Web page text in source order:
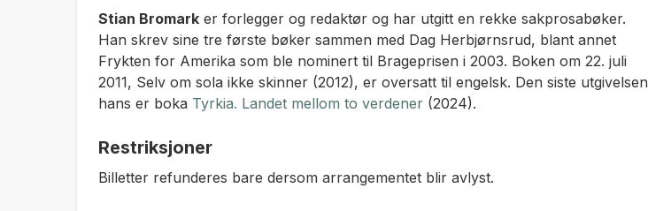
Stian Bromark er forlegger og redaktør og har utgitt en rekke sakprosabøker.
Han skrev sine tre første bøker sammen med Dag Herbjørnsrud, blant annet
Frykten for Amerika som ble nominert til Brageprisen i 2003. Boken om 22. juli
2011, Selv om sola ikke skinner (2012), er oversatt til engelsk. Den siste utgivelsen
hans er boka Tyrkia. Landet mellom to verdener (2024).
Restriksjoner
Billetter refunderes bare dersom arrangementet blir avlyst.